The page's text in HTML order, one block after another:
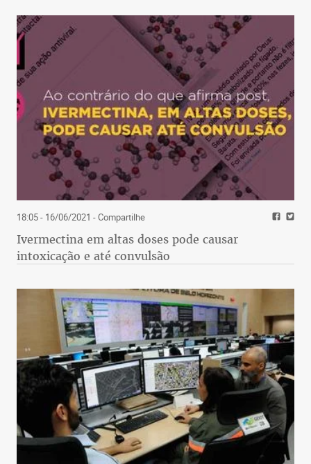
18:05 - 16/06/2021 - Compartilhe
Ivermectina em altas doses pode causar
intoxicação e até convulsão